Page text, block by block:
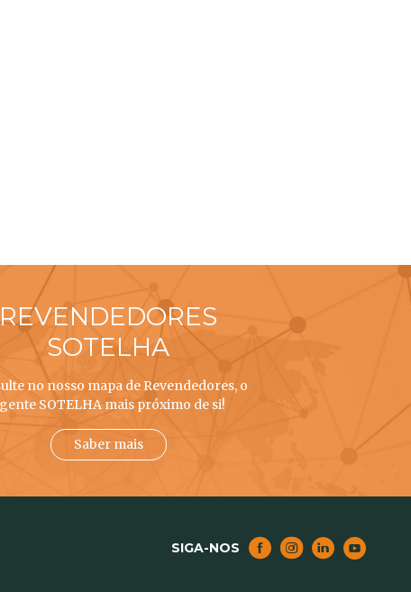
REVENDEDORES
SOTELHA
no nosso mapa de Revendedores, o
SOTELHA mais próximo de si!
Saber mais
SIGA-NOS